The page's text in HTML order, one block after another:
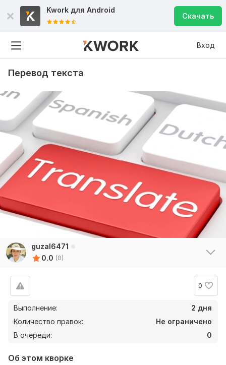
Kwork для Android
Скачать
Вход
Перевод текста
guzal6471
0.0 (0)
0
Выполнение:
2 дня
Количество правок:
Не ограничено
В очереди:
0
Об этом кворке